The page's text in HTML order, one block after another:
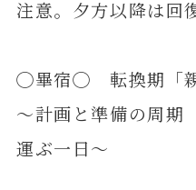
注意。夕方以降は回
◯畢宿◯ 転換期「
～計画と準備の周
運ぶ一日～